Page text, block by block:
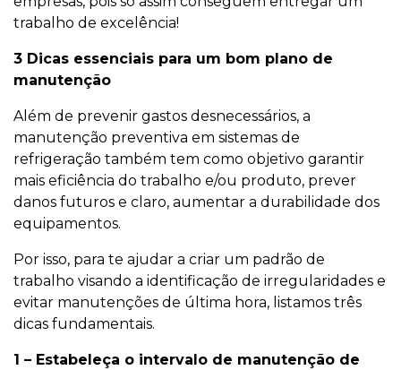
trabalho de excelência!
3 Dicas essenciais para um bom plano de
manutenção
Além de prevenir gastos desnecessários, a
manutenção preventiva em sistemas de
refrigeração também tem como objetivo garantir
mais eficiência do trabalho e/ou produto, prever
danos futuros e claro, aumentar a durabilidade dos
equipamentos.
Por isso, para te ajudar a criar um padrão de
trabalho visando a identificação de irregularidades e
evitar manutenções de última hora, listamos três
dicas fundamentais.
1 – Estabeleça o intervalo de manutenção de